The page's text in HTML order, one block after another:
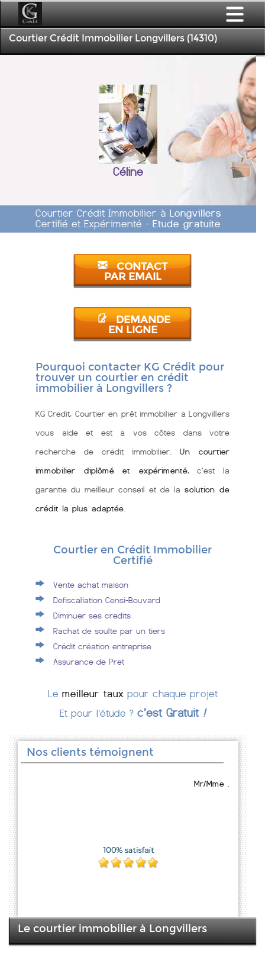
Courtier Crédit Immobilier Longvillers (14310)
Céline
Courtier Crédit Immobilier à Longvillers
Certifié et Expérimenté - Etude gratuite
CONTACT
PAR EMAIL
DEMANDE
EN LIGNE
Pourquoi contacter KG Crédit pour
trouver un courtier en crédit
immobilier à Longvillers ?
KG Crédit, Courtier en prêt immobilier à Longvillers
vous aide et est à vos côtés dans votre
recherche de crédit immobilier. Un courtier
immobilier diplômé et expérimenté, c'est la
garantie du meilleur conseil et de la solution de
crédit la plus adaptée
Courtier en Crédit Immobilier
Certifié
Vente achat maison
Defiscaliation Censi-Bouvard
Diminuer ses credits
Rachat de soulte par un tiers
Crédit création entreprise
Assurance de Pret
Le meilleur taux pour chaque projet
Et pour l'étude ? c'est Gratuit !
Nos clients témoignent
Mr/Mme .
Le courtier immobilier à Longvillers